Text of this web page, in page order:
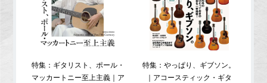
特集：ギタリスト、ポール・
マッカートニー至上主義｜ア
特集：やっぱり、ギブソン。
｜アコースティック・ギタ